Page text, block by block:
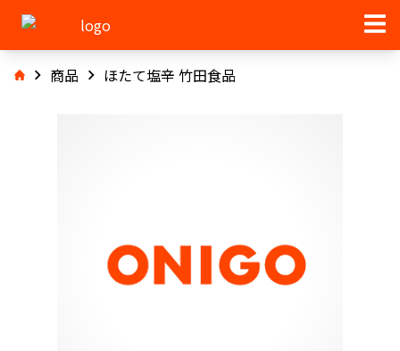
商品 ほたて塩辛 竹田食品